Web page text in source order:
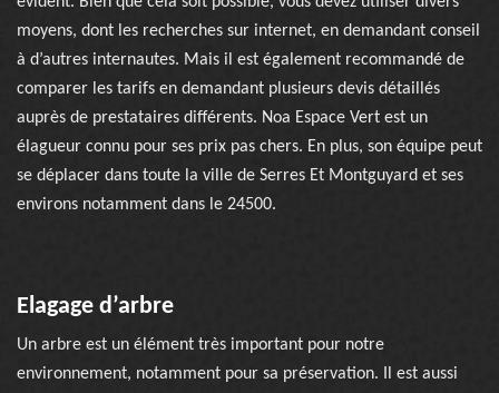
moyens, dont les recherches sur internet, en demandant conseil
à d’autres internautes. Mais il est également recommandé de
comparer les tarifs en demandant plusieurs devis détaillés
auprès de prestataires différents. Noa Espace Vert est un
élagueur connu pour ses prix pas chers. En plus, son équipe peut
se déplacer dans toute la ville de Serres Et Montguyard et ses
environs notamment dans le 24500.
Elagage d’arbre
Un arbre est un élément très important pour notre
environnement, notamment pour sa préservation. Il est aussi